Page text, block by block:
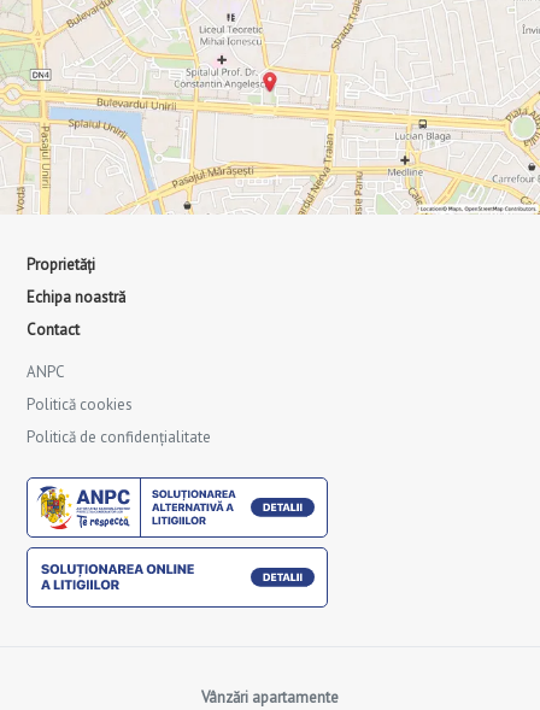
Proprietăți
Echipa noastră
Contact
ANPC
Politică cookies
Politică de confidențialitate
Vânzări apartamente